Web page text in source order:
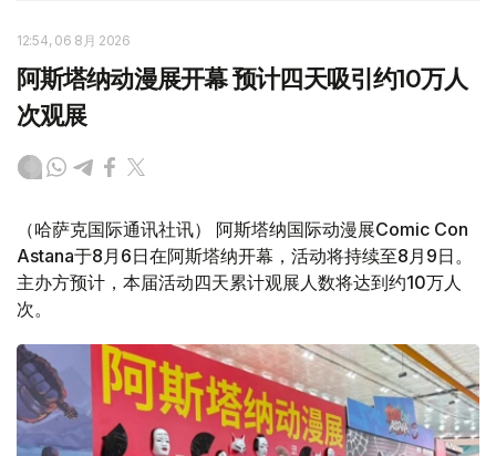
12:54, 06 8月 2026
阿斯塔纳动漫展开幕 预计四天吸引约10万人
次观展
（哈萨克国际通讯社讯） 阿斯塔纳国际动漫展Comic Con
Astana于8月6日在阿斯塔纳开幕，活动将持续至8月9日。
主办方预计，本届活动四天累计观展人数将达到约10万人
次。